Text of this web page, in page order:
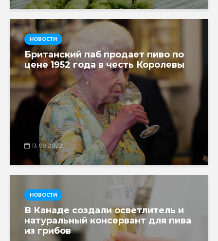
НОВОСТИ
Британский паб продает пиво по
цене 1952 года в честь Королевы
13.09.2022
НОВОСТИ
В Канаде создали осветлитель и
натуральный консервант для пива
из грибов